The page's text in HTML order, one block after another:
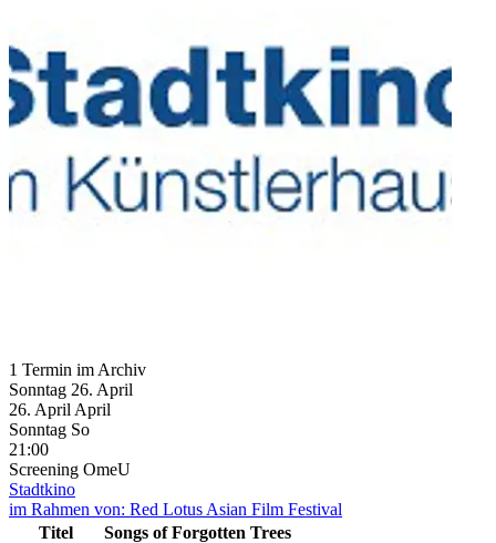
1 Termin im Archiv
Sonntag 26. April
26. April April
Sonntag So
21:00
Screening OmeU
Stadtkino
im Rahmen von: Red Lotus Asian Film Festival
Titel
Songs of Forgotten Trees